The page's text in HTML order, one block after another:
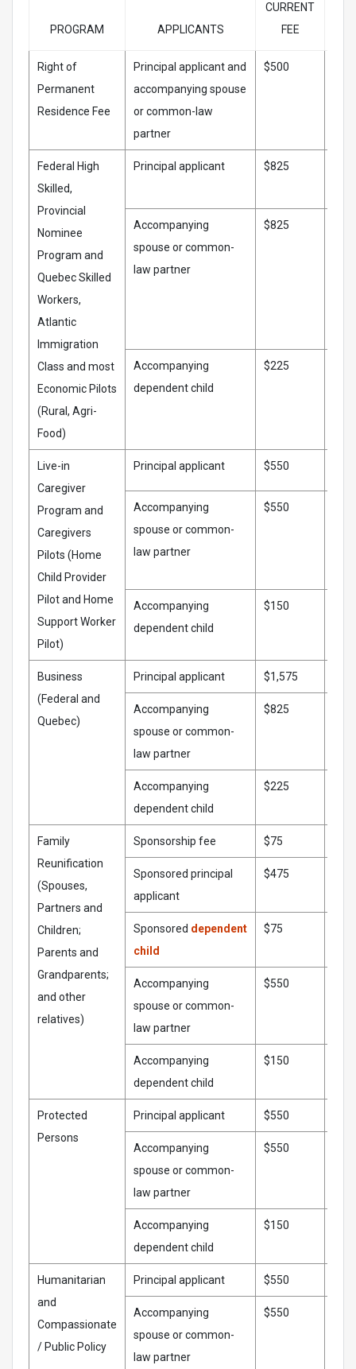
PROGRAM APPLICANTS
CURRENT
FEE
Right of
Permanent
Residence Fee
Principal applicant and
accompanying spouse
or common-law
partner
$500
Federal High
Skilled,
Provincial
Nominee
Program and
Quebec Skilled
Workers,
Atlantic
Immigration
Class and most
Economic Pilots
(Rural, Agri-
Food)
Principal applicant $825
Accompanying
spouse or common-
law partner
$825
Accompanying
dependent child
$225
Live-in
Caregiver
Program and
Caregivers
Pilots (Home
Child Provider
Pilot and Home
Support Worker
Pilot)
Principal applicant $550
Accompanying
spouse or common-
law partner
$550
Accompanying
dependent child
$150
Business
(Federal and
Quebec)
Principal applicant $1,575
Accompanying
spouse or common-
law partner
$825
Accompanying
dependent child
$225
Family
Reunification
(Spouses,
Partners and
Children;
Parents and
Grandparents;
and other
relatives)
Sponsorship fee $75
Sponsored principal
applicant
$475
Sponsored dependent
child
$75
Accompanying
spouse or common-
law partner
$550
Accompanying
dependent child
$150
Protected
Persons
Principal applicant $550
Accompanying
spouse or common-
law partner
$550
Accompanying
dependent child
$150
Humanitarian
and
Compassionate
/ Public Policy
Principal applicant $550
Accompanying
spouse or common-
law partner
$550